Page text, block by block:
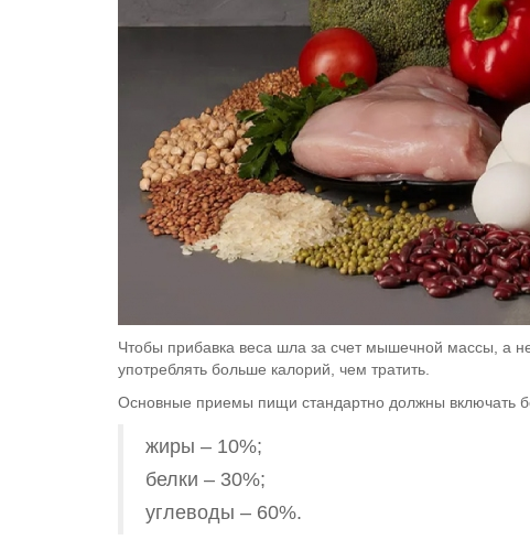
Чтобы прибавка веса шла за счет мышечной массы, а
употреблять больше калорий, чем тратить.
Основные приемы пищи стандартно должны включать
жиры – 10%;
белки – 30%;
углеводы – 60%.